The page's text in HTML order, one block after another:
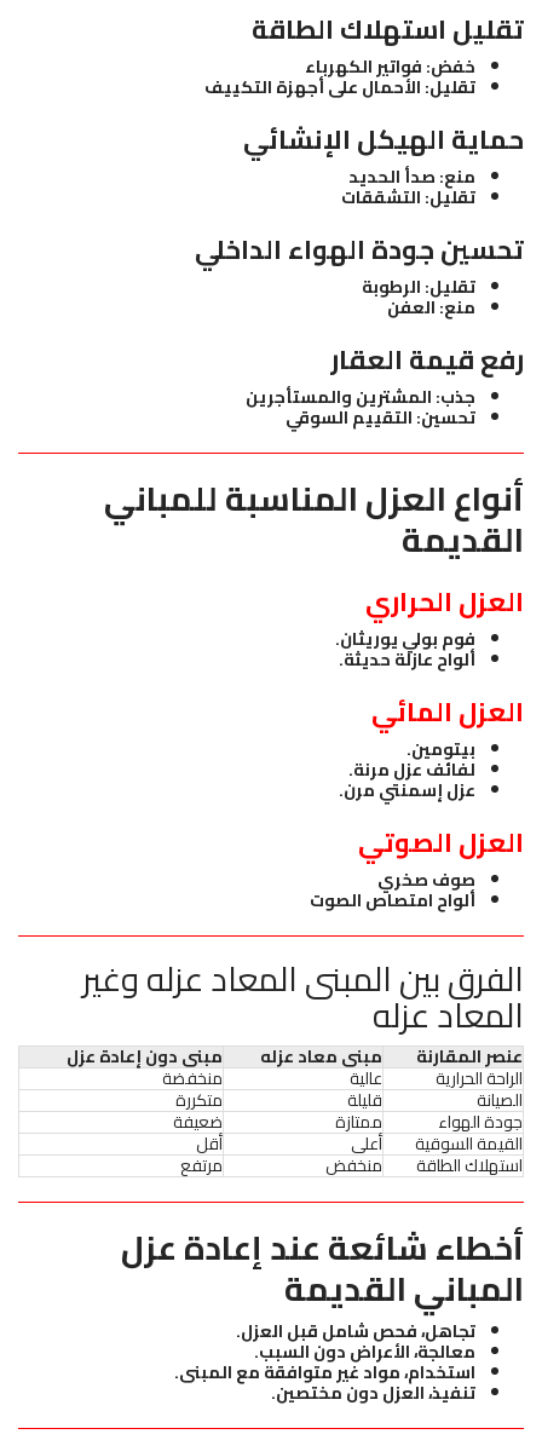
تقليل استهلاك الطاقة
خفض: فواتير الكهرباء
تقليل: الأحمال على أجهزة التكييف
حماية الهيكل الإنشائي
منع: صدأ الحديد
تقليل: التشققات
تحسين جودة الهواء الداخلي
تقليل: الرطوبة
منع: العفن
رفع قيمة العقار
جذب: المشترين والمستأجرين
تحسين: التقييم السوقي
أنواع العزل المناسبة للمباني
القديمة
العزل الحراري
فوم بولي يوريثان.
ألواح عازلة حديثة.
العزل المائي
بيتومين.
لفائف عزل مرنة.
عزل إسمنتي مرن.
العزل الصوتي
صوف صخري
ألواح امتصاص الصوت
الفرق بين المبنى المعاد عزله وغير
المعاد عزله
عنصر المقارنة مبنى معاد عزله مبنى دون إعادة عزل
الراحة الحرارية عالية منخفضة
الصيانة قليلة متكررة
جودة الهواء ممتازة ضعيفة
القيمة السوقية أعلى أقل
استهلاك الطاقة منخفض مرتفع
أخطاء شائعة عند إعادة عزل
المباني القديمة
تجاهل، فحص شامل قبل العزل.
معالجة، الأعراض دون السبب.
استخدام، مواد غير متوافقة مع المبنى.
تنفيذ، العزل دون مختصين.